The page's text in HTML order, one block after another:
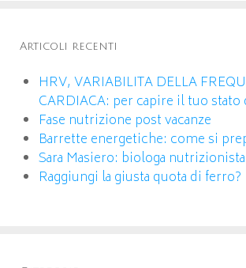
Articoli recenti
HRV, VARIABILITA DELLA
CARDIACA: per capire il tuo stato
Fase nutrizione post vacanze
Barrette energetiche: come si
Sara Masiero: biologa
Raggiungi la giusta quota di ferro?